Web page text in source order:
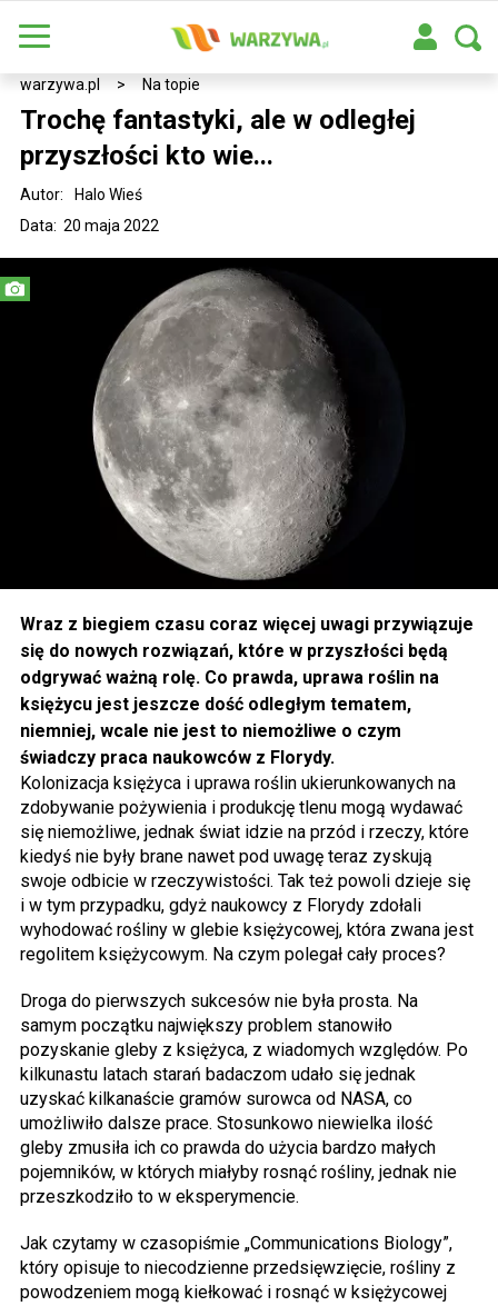
warzywa.pl > Na topie
Trochę fantastyki, ale w odległej
przyszłości kto wie...
Data: 20 maja 2022
Autor: Halo Wieś
Wraz z biegiem czasu coraz więcej uwagi przywiązuje
się do nowych rozwiązań, które w przyszłości będą
odgrywać ważną rolę. Co prawda, uprawa roślin na
księżycu jest jeszcze dość odległym tematem,
niemniej, wcale nie jest to niemożliwe o czym
świadczy praca naukowców z Florydy.
Kolonizacja księżyca i uprawa roślin ukierunkowanych na
zdobywanie pożywienia i produkcję tlenu mogą wydawać
się niemożliwe, jednak świat idzie na przód i rzeczy, które
kiedyś nie były brane nawet pod uwagę teraz zyskują
swoje odbicie w rzeczywistości. Tak też powoli dzieje się
i w tym przypadku, gdyż naukowcy z Florydy zdołali
wyhodować rośliny w glebie księżycowej, która zwana jest
regolitem księżycowym. Na czym polegał cały proces?
Droga do pierwszych sukcesów nie była prosta. Na
samym początku największy problem stanowiło
pozyskanie gleby z księżyca, z wiadomych względów. Po
kilkunastu latach starań badaczom udało się jednak
uzyskać kilkanaście gramów surowca od NASA, co
umożliwiło dalsze prace. Stosunkowo niewielka ilość
gleby zmusiła ich co prawda do użycia bardzo małych
pojemników, w których miałyby rosnąć rośliny, jednak nie
przeszkodziło to w eksperymencie.
Jak czytamy w czasopiśmie „Communications Biology”,
który opisuje to niecodzienne przedsięwzięcie, rośliny z
powodzeniem mogą kiełkować i rosnąć w księżycowej